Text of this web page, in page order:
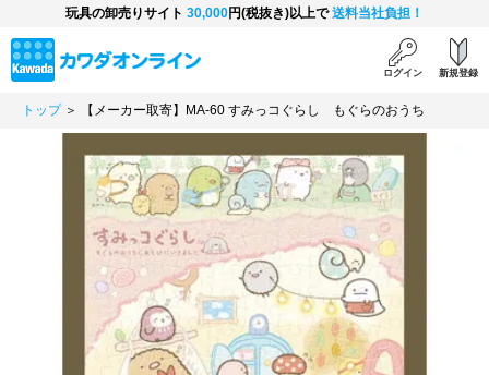
玩具の卸売りサイト 30,000円(税抜き)以上で送料当社負担！
ログイン 新規登録
トップ＞ 【メーカー取寄】MA-60 すみっコぐらし もぐらのおうち